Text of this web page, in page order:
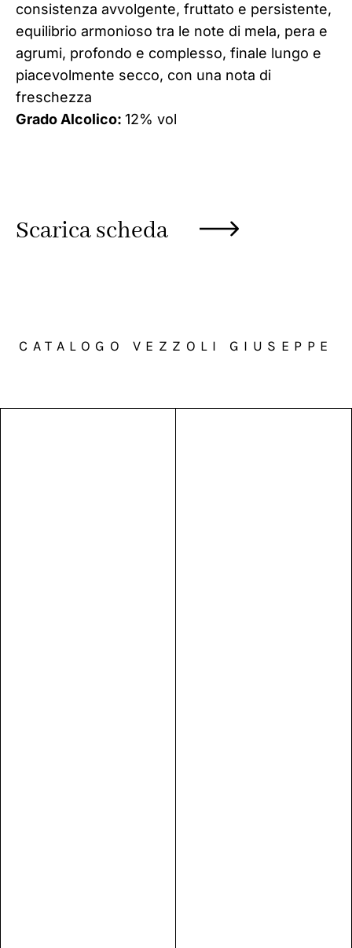
consistenza avvolgente, fruttato e persistente,
equilibrio armonioso tra le note di mela, pera e
agrumi, profondo e complesso, finale lungo e
piacevolmente secco, con una nota di
freschezza
Grado Alcolico: 12% vol
Scarica scheda
CATALOGO VEZZOLI GIUSEPPE